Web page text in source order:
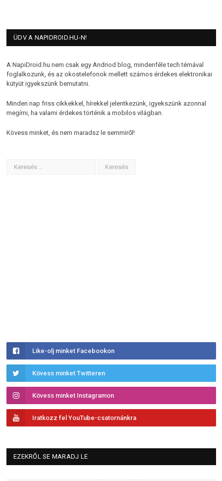
ÜDV A NAPIDROID.HU-N!
A NapiDroid.hu nem csak egy Andriod blog, mindenféle tech témával
foglalkozunk, és az okostelefonok mellett számos érdekes elektronikai
kütyüt igyekszünk bemutatni.
Minden nap friss cikkekkel, hírekkel jelentkezünk, igyekszünk azonnal
megírni, ha valami érdekes történik a mobilos világban.
Kövess minket, és nem maradsz le semmiről!
Like-olj minket Facebookon
Kövess minket Twitteren
Kövess minket Instagramon
Iratkozz fel YouTube-csatornánkra
EZEKRŐL SE MARADJ LE